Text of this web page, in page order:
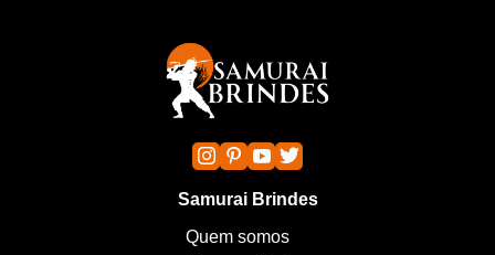
Samurai Brindes
Quem somos